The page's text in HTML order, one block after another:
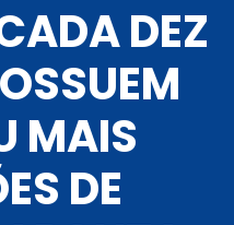
DEZ
MAIS
DE